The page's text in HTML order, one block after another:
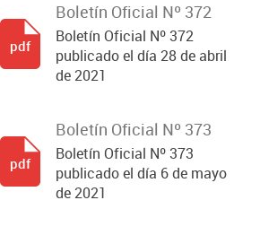
Boletín Oficial Nº 372
Boletín Oficial Nº 372
publicado el día 28 de abril
de 2021
pdf
Boletín Oficial Nº 373
Boletín Oficial Nº 373
publicado el día 6 de mayo
de 2021
pdf